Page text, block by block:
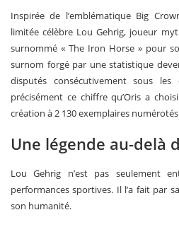
Inspirée de l’emblématique Big
limitée célèbre Lou Gehrig, joueur
surnommé « The Iron Horse » pour
surnom forgé par une statistique
disputés consécutivement sous les
précisément ce chiffre qu’Oris a
création à 2 130 exemplaires
Une légende au-delà
Lou Gehrig n’est pas seulement
performances sportives. Il l’a fait par
son humanité.